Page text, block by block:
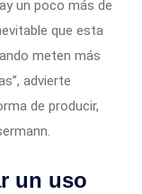
un poco más de
que esta
meten más
advierte
de producir,
un uso